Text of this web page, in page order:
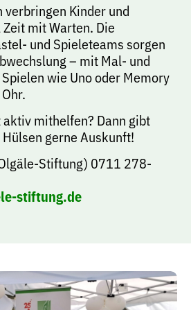
verbringen Kinder und
mit Warten. Die
und Spieleteams sorgen
– mit Mal- und
wie Uno oder Memory
mithelfen? Dann gibt
gerne Auskunft!
Stiftung) 0711 278-
stiftung.de